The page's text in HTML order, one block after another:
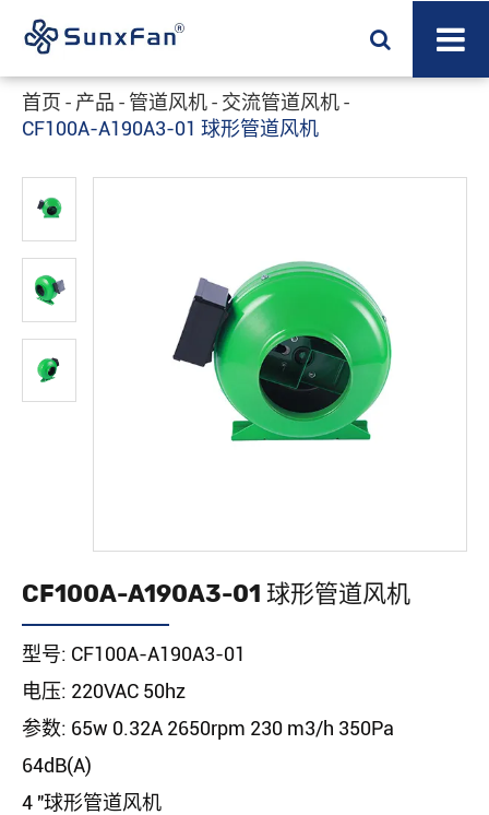
首页 产品 管道风机
交流管道风机
CF100A-A190A3-01 球形管道风机
CF100A-A190A3-01 球形管道风机
型号: CF100A-A190A3-01
电压: 220VAC 50hz
参数: 65w 0.32A 2650rpm 230 m3/h 350Pa
64dB(A)
4 "球形管道风机